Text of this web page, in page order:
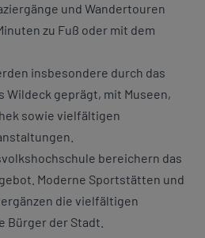
und Wandertouren
zu Fuß oder mit dem
insbesondere durch das
Wildeck geprägt, mit Museen,
sowie vielfältigen
bereichern das
Moderne Sportstätten und
die vielfältigen
Bürger der Stadt.